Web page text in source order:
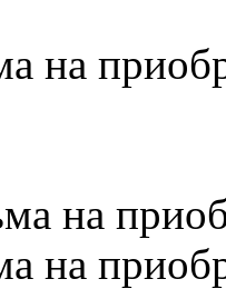
на
на